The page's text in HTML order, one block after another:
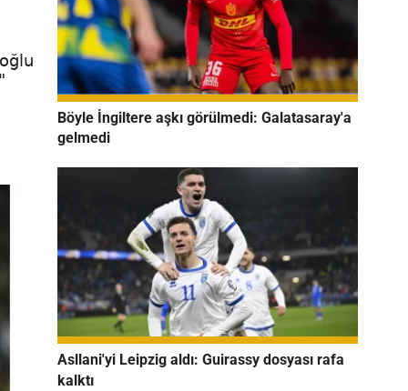
Böyle İngiltere aşkı görülmedi: Galatasaray'a
gelmedi
Asllani'yi Leipzig aldı: Guirassy dosyası rafa
kalktı